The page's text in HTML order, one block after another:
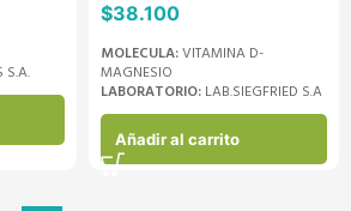
S.A.
$38.100
MOLECULA:VITAMINA D-
MAGNESIO
LABORATORIO: LAB.SIEGFRIED S.A
Añadir al carrito